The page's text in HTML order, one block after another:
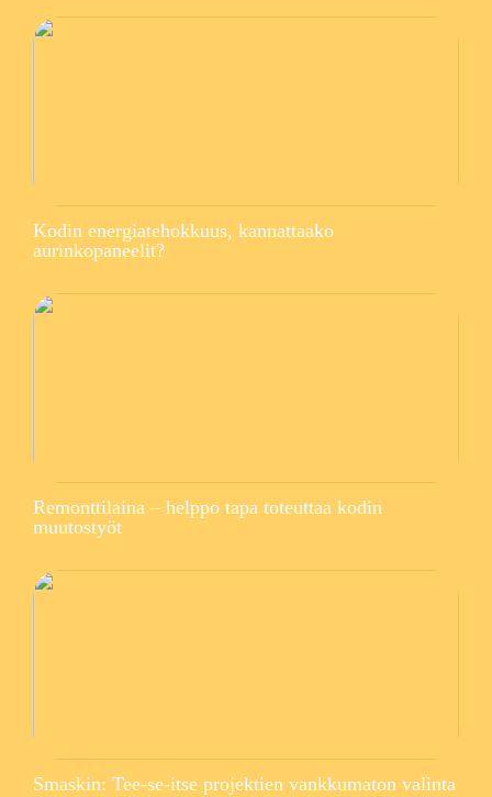
Kodin energiatehokkuus, kannattaako
aurinkopaneelit?
Remonttilaina – helppo tapa toteuttaa kodin
muutostyöt
Smaskin: Tee-se-itse projektien vankkumaton valinta